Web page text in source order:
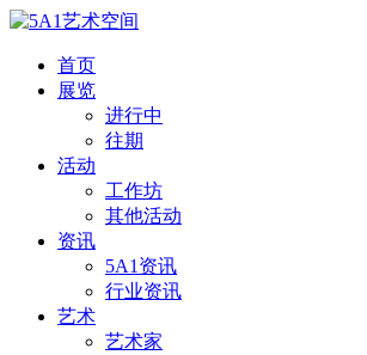
首页
展览
进行中
往期
活动
工作坊
其他活动
资讯
5A1资讯
行业资讯
艺术
艺术家